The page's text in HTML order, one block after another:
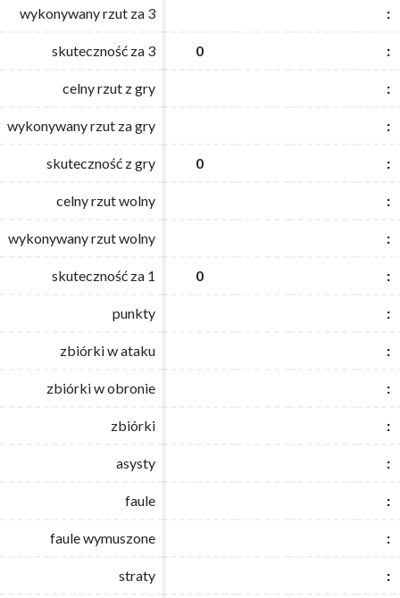
wykonywany rzut za 3 :
skuteczność za 3 0 :
celny rzut z gry :
wykonywany rzut za gry :
skuteczność z gry 0 :
celny rzut wolny :
wykonywany rzut wolny :
skuteczność za 1 0 :
punkty :
zbiórki w ataku :
zbiórki w obronie :
zbiórki :
asysty :
faule :
faule wymuszone :
straty :
wykonywany rzut za 3 :
skuteczność za 3 0 :
celny rzut z gry :
wykonywany rzut za gry :
skuteczność z gry 0 :
celny rzut wolny :
wykonywany rzut wolny :
skuteczność za 1 0 :
punkty :
zbiórki w ataku :
zbiórki w obronie :
zbiórki :
asysty :
faule :
faule wymuszone :
straty :